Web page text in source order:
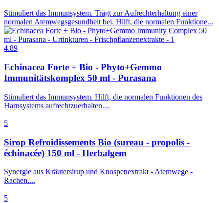
Stimuliert das Immunsystem. Trägt zur Aufrechterhaltung einer
normalen Atemwegsgesundheit bei. Hilft, die normalen Funktione...
4.89
Echinacea Forte + Bio - Phyto+Gemmo
Immunitätskomplex 50 ml - Purasana
Stimuliert das Immunsystem. Hilft, die normalen Funktionen des
Harnsystems aufrechtzuerhalten....
5
Sirop Refroidissements Bio (sureau - propolis -
échinacée) 150 ml - Herbalgem
Synergie aus Kräutersirup und Knospenextrakt - Atemwege -
Rachen....
5